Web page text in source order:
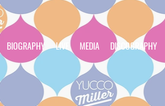
BIOGRAPHY LIVE MEDIA DISCOGRAPHY